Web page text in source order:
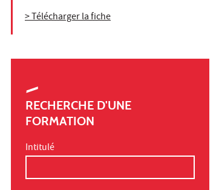
> Télécharger la fiche
RECHERCHE D'UNE
FORMATION
Intitulé